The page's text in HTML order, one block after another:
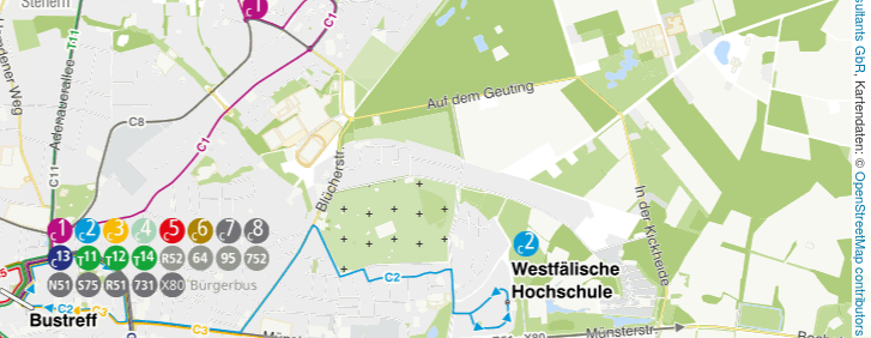
, Kartendaten: ©
OpenStreetMap contributors